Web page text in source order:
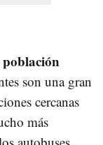
población
son una gran
cercanas
más